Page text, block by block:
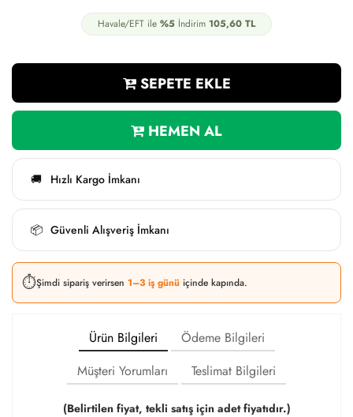
Havale/EFT ile %5 İndirim 105,60 TL
SEPETE EKLE
HEMEN AL
🚚 Hızlı Kargo İmkanı
📦 Güvenli Alışveriş İmkanı
⏱️Şimdi sipariş verirsen 1–3 iş günü içinde kapında.
Ürün Bilgileri
Ödeme Bilgileri
Müşteri Yorumları
Teslimat Bilgileri
(Belirtilen fiyat, tekli satış için adet fiyatıdır.)